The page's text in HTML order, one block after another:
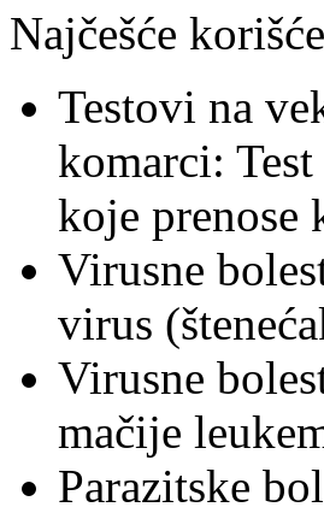
Najčešće
Testovi na
komarci:
koje prenose
Virusne
virus
Virusne
mačije
Parazitske